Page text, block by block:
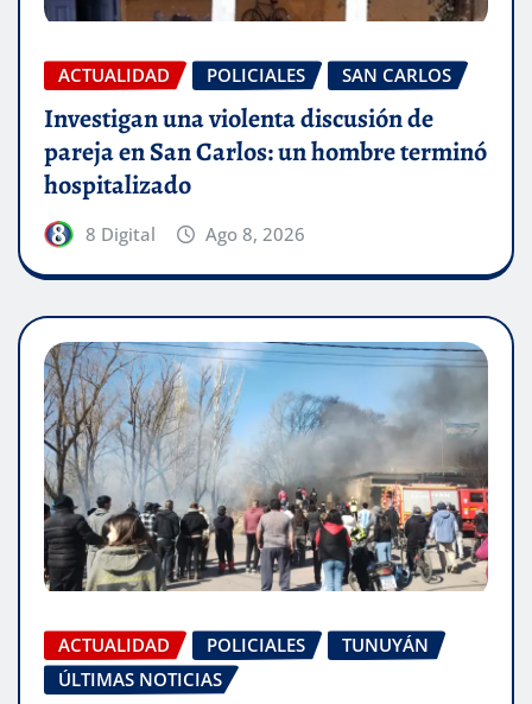
ACTUALIDAD POLICIALES SAN CARLOS
Investigan una violenta discusión de
pareja en San Carlos: un hombre terminó
hospitalizado
8 Digital Ago 8, 2026
ACTUALIDAD POLICIALES
TUNUYÁN
ÚLTIMAS NOTICIAS